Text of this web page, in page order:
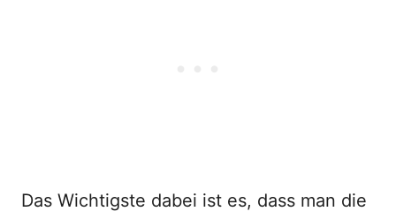
Das Wichtigste dabei ist es, dass man die